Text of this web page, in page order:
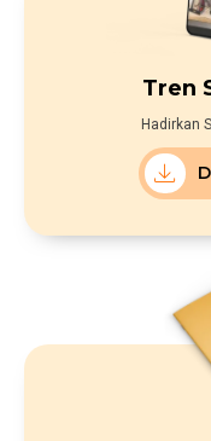
Tren
Hadirkan